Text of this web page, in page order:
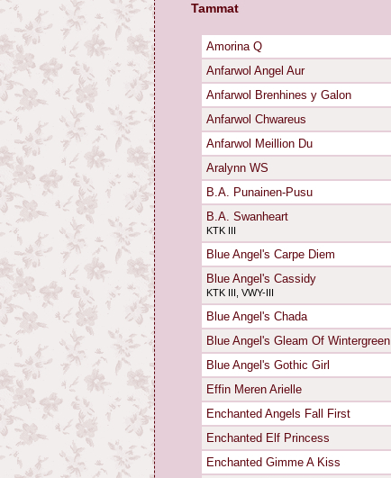
Tammat
Amorina Q
Anfarwol Angel Aur
Anfarwol Brenhines y Galon
Anfarwol Chwareus
Anfarwol Meillion Du
Aralynn WS
B.A. Punainen-Pusu
B.A. Swanheart
KTK III
Blue Angel's Carpe Diem
Blue Angel's Cassidy
KTK III, VWY-III
Blue Angel's Chada
Blue Angel's Gleam Of Wintergreen
Blue Angel's Gothic Girl
Effin Meren Arielle
Enchanted Angels Fall First
Enchanted Elf Princess
Enchanted Gimme A Kiss